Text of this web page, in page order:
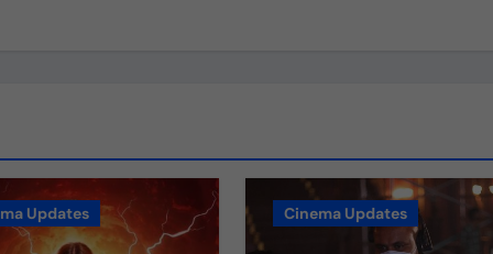
Updates Cinema Updates